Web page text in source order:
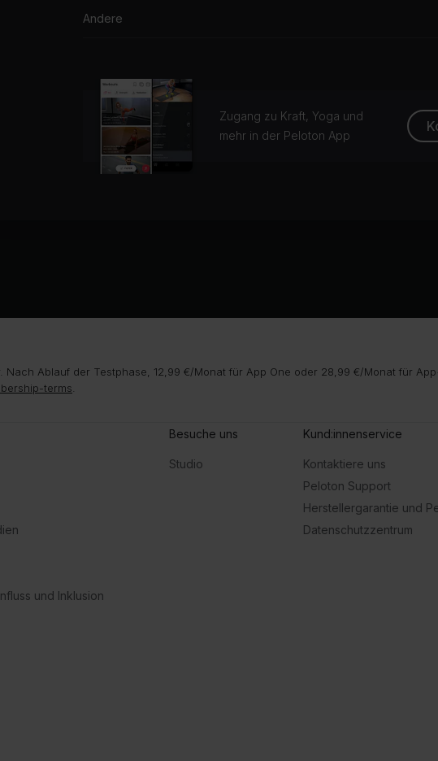
Andere
Zugang zu Kraft, Yoga und
mehr in der Peloton App
Nach Ablauf der Testphase, 12,99 €/Monat für App One oder 28,99 €/Monat für
terms
und Inklusion
Besuche uns
Studio
Kund:innenservice
Kontaktiere uns
Peloton Support
Herstellergarantie und
Datenschutzzentrum